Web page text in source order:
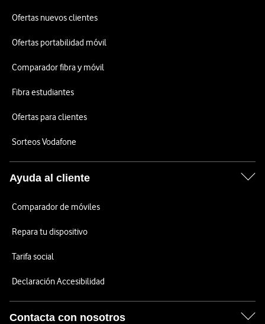
Ofertas nuevos clientes
Ofertas portabilidad móvil
Comparador fibra y móvil
Fibra estudiantes
Ofertas para clientes
Sorteos Vodafone
Ayuda al cliente
Comparador de móviles
Repara tu dispositivo
Tarifa social
Declaración Accesibilidad
Contacta con nosotros